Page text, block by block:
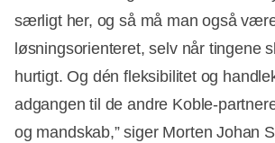
særligt her, og så må man også
løsningsorienteret, selv når tingene
hurtigt. Og dén fleksibilitet og
adgangen til de andre Koble-
og mandskab,” siger Morten Johan